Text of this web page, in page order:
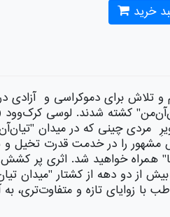
خرید
با کمونیسم و تلاش برای دموکراسی و
مردی چینی که در میدان
مشهور را در خدمت قدرت تخیل
همراه خواهید شد. اثری پر
از دو دهه از کشتار "میدان
با زوایای تازه‌ و متفاوت‌تری،